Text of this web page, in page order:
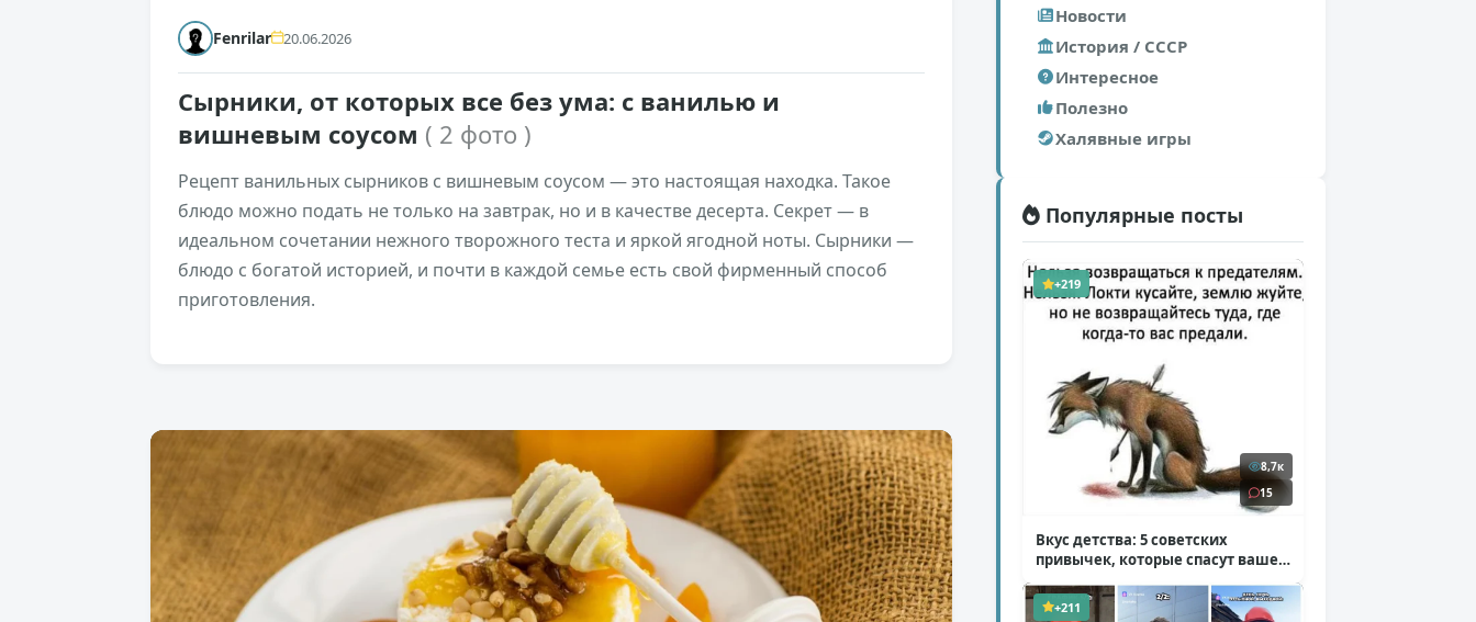
Fenrilar 20.06.2026
Сырники, от которых все без ума: с ванилью и
вишневым соусом ( 2 фото )
Рецепт ванильных сырников с вишневым соусом — это настоящая находка. Такое
блюдо можно подать не только на завтрак, но и в качестве десерта. Секрет — в
идеальном сочетании нежного творожного теста и яркой ягодной ноты. Сырники —
блюдо с богатой историей, и почти в каждой семье есть свой фирменный способ
приготовления.
Новости
История / СССР
Интересное
Полезно
Халявные игры
Популярные посты
+219
8,7к
15
Вкус детства: 5 советских
привычек, которые спасут ваше
+211